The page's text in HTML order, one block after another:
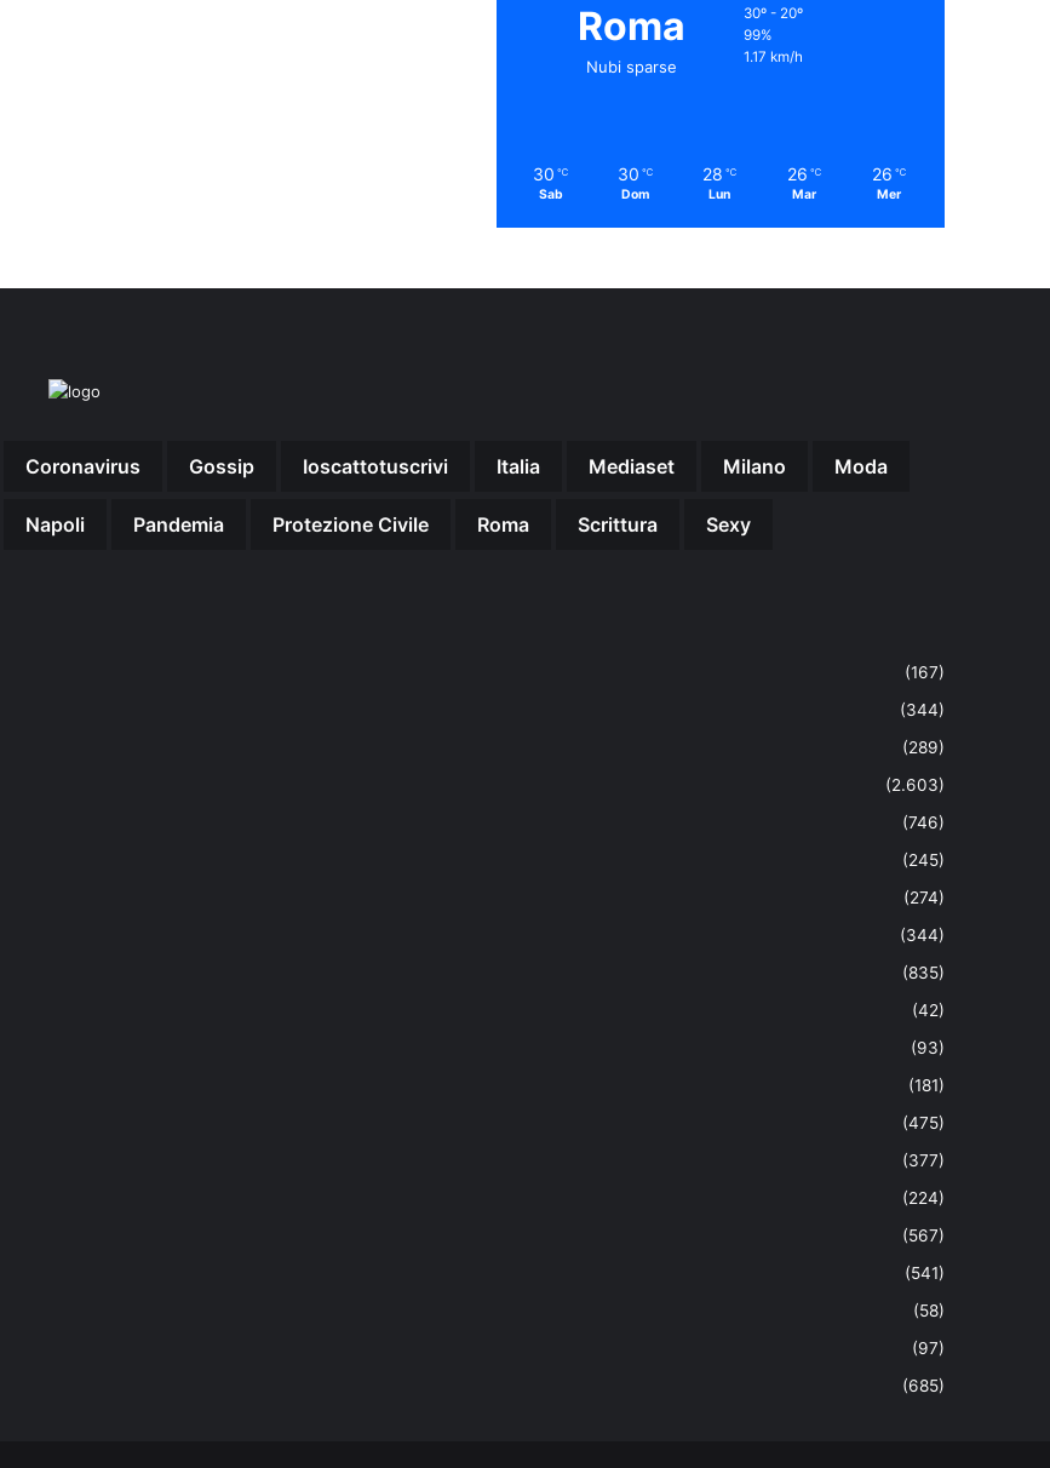
Roma
Nubi sparse
30º - 20º
99%
1.17 km/h
30 ℃
Sab
30 ℃
Dom
28 ℃
Lun
26 ℃
Mar
26 ℃
Mer
Coronavirus Gossip Ioscattotuscrivi Italia Mediaset Milano Moda
Napoli Pandemia Protezione Civile Roma Scrittura Sexy
(167)
(344)
(289)
(2.603)
(746)
(245)
(274)
(344)
(835)
(42)
(93)
(181)
(475)
(377)
(224)
(567)
(541)
(58)
(97)
(685)